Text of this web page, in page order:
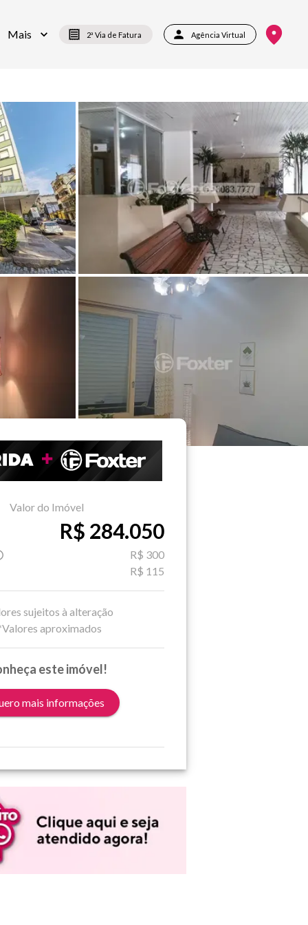
Mais 2ª Via de Fatura Agência Virtual
Valor do Imóvel
R$ 284.050
R$ 300
R$ 115
sujeitos à alteração
aproximados
este imóvel!
mais informações